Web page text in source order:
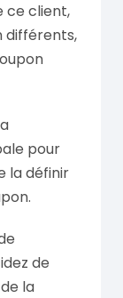
ce client,
différents,
pour
la définir
de
la